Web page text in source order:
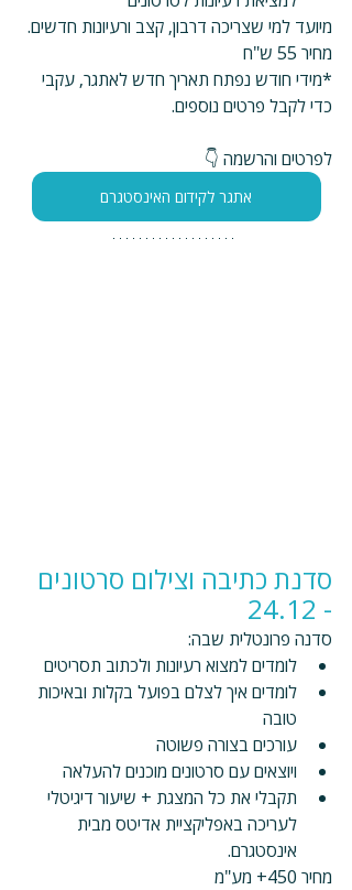
מיועד למי שצריכה דרבון, קצב ורעיונות חדשים.
מחיר 55 ש"ח
*מידי חודש נפתח תאריך חדש לאתגר, עקבי
כדי לקבל פרטים נוספים.
לפרטים והרשמה 👇
אתגר לקידום האינסטגרם
סדנת כתיבה וצילום סרטונים
- 24.12
סדנה פרונטלית שבה:
לומדים למצוא רעיונות ולכתוב תסריטים
לומדים איך לצלם בפועל בקלות ובאיכות
טובה
עורכים בצורה פשוטה
ויוצאים עם סרטונים מוכנים להעלאה
תקבלי את כל המצגת + שיעור דיגיטלי
לעריכה באפליקציית אדיטס מבית
אינסטגרם.
מחיר 450+ מע"מ